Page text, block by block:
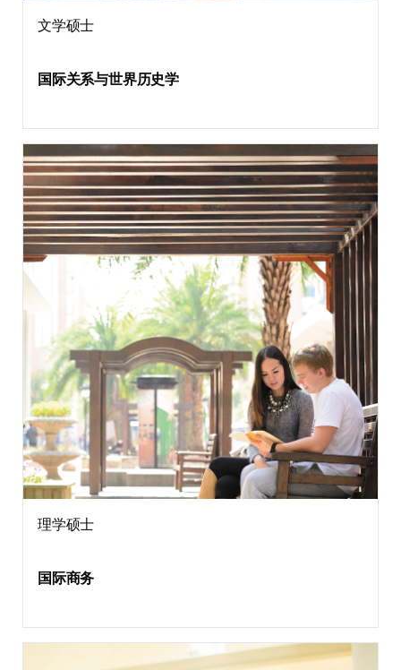
文学硕士
国际关系与世界历史学
理学硕士
国际商务